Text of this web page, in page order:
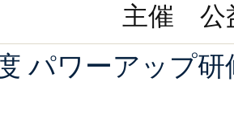
主催
パワーアップ